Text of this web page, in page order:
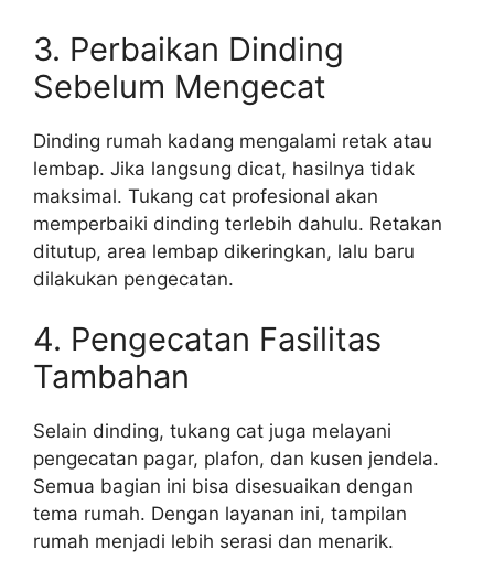
3. Perbaikan Dinding
Sebelum Mengecat
Dinding rumah kadang mengalami retak atau
lembap. Jika langsung dicat, hasilnya tidak
maksimal. Tukang cat profesional akan
memperbaiki dinding terlebih dahulu. Retakan
ditutup, area lembap dikeringkan, lalu baru
dilakukan pengecatan.
4. Pengecatan Fasilitas
Tambahan
Selain dinding, tukang cat juga melayani
pengecatan pagar, plafon, dan kusen jendela.
Semua bagian ini bisa disesuaikan dengan
tema rumah. Dengan layanan ini, tampilan
rumah menjadi lebih serasi dan menarik.